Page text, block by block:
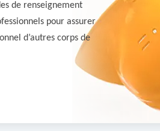
de renseignement
pour assurer
d’autres corps de